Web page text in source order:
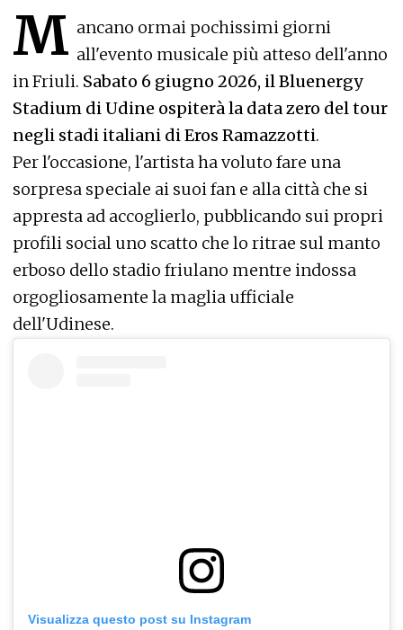
M ancano ormai pochissimi giorni
all'evento musicale più atteso dell'anno
in Friuli. Sabato 6 giugno 2026, il Bluenergy
Stadium di Udine ospiterà la data zero del tour
negli stadi italiani di Eros Ramazzotti.
Per l'occasione, l'artista ha voluto fare una
sorpresa speciale ai suoi fan e alla città che si
appresta ad accoglierlo, pubblicando sui propri
profili social uno scatto che lo ritrae sul manto
erboso dello stadio friulano mentre indossa
orgogliosamente la maglia ufficiale
dell'Udinese.
Visualizza questo post su Instagram